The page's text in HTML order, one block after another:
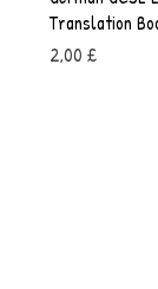
Translation
Preis
2,00 £